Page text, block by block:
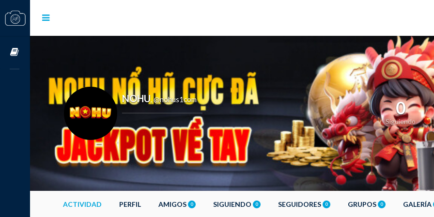
NOHU, @nohus1com 0
Siguiendo
ACTIVIDAD PERFIL AMIGOS 0 SIGUIENDO 0 SEGUIDORES 0 GRUPOS 0 GALERÍA